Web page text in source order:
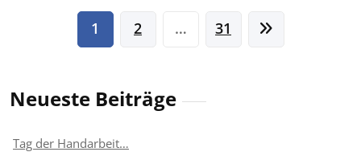
Seitennummerierung
1 2 … 31
Neueste Beiträge
Tag der Handarbeit…